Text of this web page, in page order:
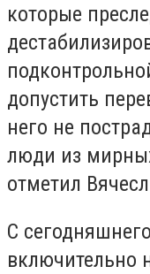
которые
допустить
него не
люди из
отметил
С
включительно